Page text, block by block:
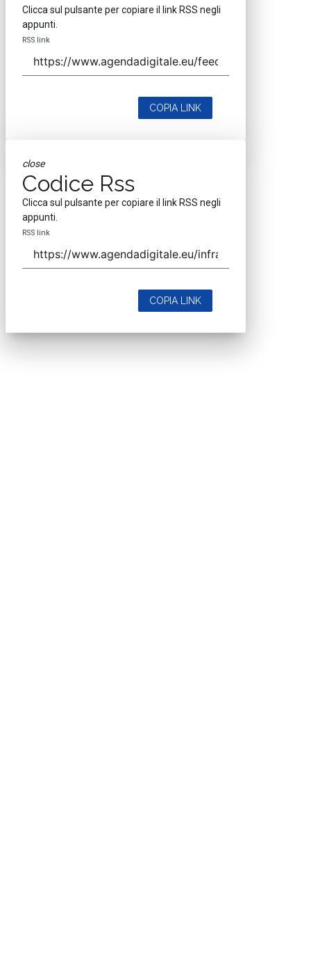
Clicca sul pulsante per copiare il link RSS negli
appunti.
RSS link
COPIA LINK
close
Codice Rss
Clicca sul pulsante per copiare il link RSS negli
appunti.
RSS link
COPIA LINK